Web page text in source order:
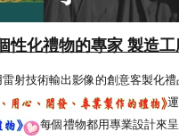
性化禮物的專家 製造工
射技術輸出影像的創意客製化
每個禮物都用專業設計來